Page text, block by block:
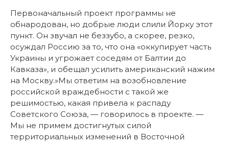
Первоначальный проект программы не
обнародован, но добрые люди слили Йорку этот
пункт. Он звучал не беззубо, а скорее, резко,
осуждал Россию за то, что она «оккупирует часть
Украины и угрожает соседям от Балтии до
Кавказа», и обещал усилить американский нажим
на Москву.»Мы ответим на возобновление
российской враждебности с такой же
решимостью, какая привела к распаду
Советского Союза, — говорилось в проекте. —
Мы не примем достигнутых силой
территориальных изменений в Восточной